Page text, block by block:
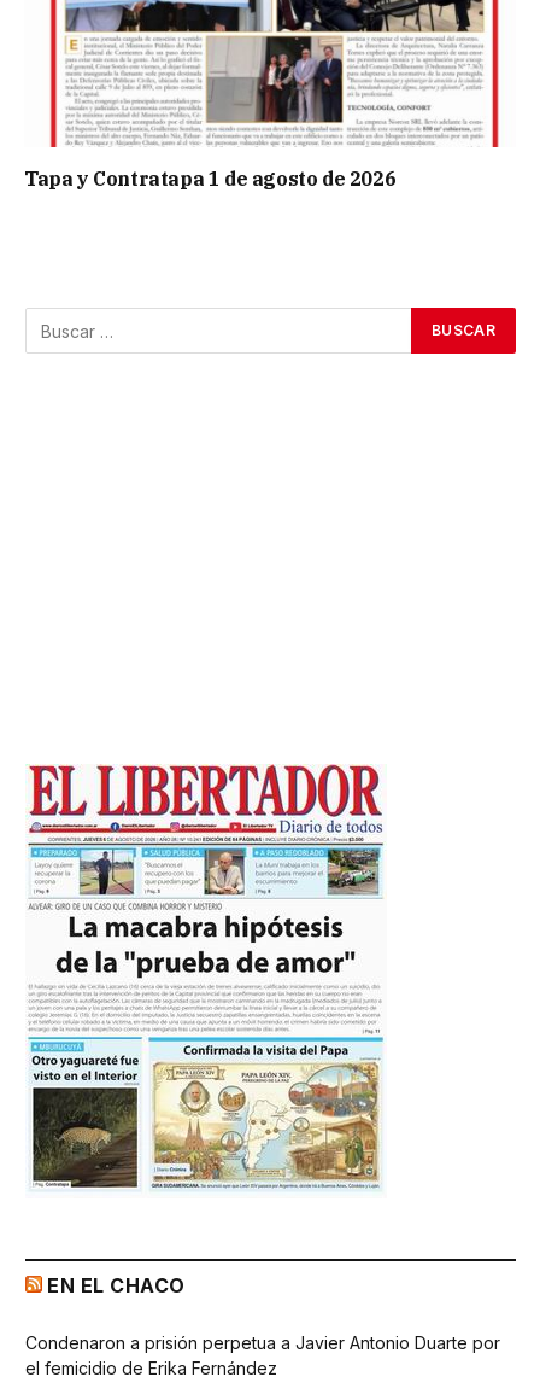
Tapa y Contratapa 1 de agosto de 2026
EN EL CHACO
Condenaron a prisión perpetua a Javier Antonio Duarte por
el femicidio de Erika Fernández